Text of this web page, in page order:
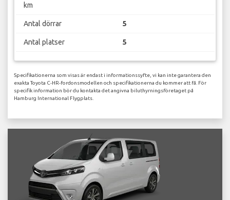
km
Antal dörrar 5
Antal platser 5
Specifikationerna som visas är endast i informationssyfte, vi kan inte garantera den
exakta Toyota C-HR-fordonsmodellen och specifikationerna du kommer att få. För
specifik information bör du kontakta det angivna biluthyrningsföretaget på
Hamburg International Flygplats.